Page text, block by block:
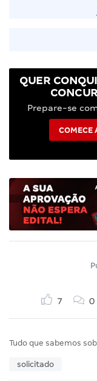
QUER
Prepare-se
COMECE
7 0
Tudo que sabemos
solicitado